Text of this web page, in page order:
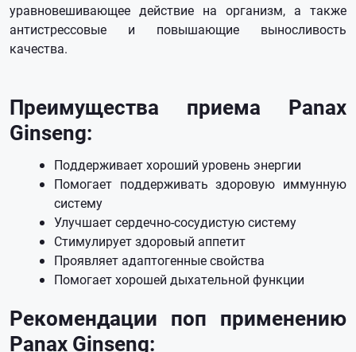
уравновешивающее действие на организм, а также
антистрессовые и повышающие выносливость
качества.
Преимущества приема Panax
Ginseng:
Поддерживает хороший уровень энергии
Помогает поддерживать здоровую иммунную
систему
Улучшает сердечно-сосудистую систему
Стимулирует здоровый аппетит
Проявляет адаптогенные свойства
Помогает хорошей дыхательной функции
Рекомендации поп применению
Panax Ginseng: